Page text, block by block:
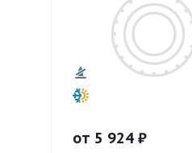
от 5 924 ₽